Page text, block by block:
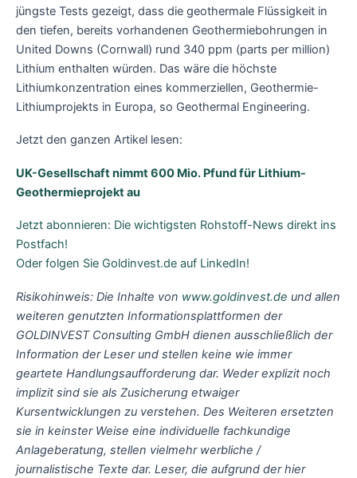
jüngste Tests gezeigt, dass die geothermale Flüssigkeit in
den tiefen, bereits vorhandenen Geothermiebohrungen in
United Downs (Cornwall) rund 340 ppm (parts per million)
Lithium enthalten würden. Das wäre die höchste
Lithiumkonzentration eines kommerziellen, Geothermie-
Lithiumprojekts in Europa, so Geothermal Engineering.
Jetzt den ganzen Artikel lesen:
UK-Gesellschaft nimmt 600 Mio. Pfund für Lithium-
Geothermieprojekt au
Jetzt abonnieren: Die wichtigsten Rohstoff-News direkt ins
Postfach!
Oder folgen Sie Goldinvest.de auf LinkedIn!
Risikohinweis: Die Inhalte von www.goldinvest.de und allen
weiteren genutzten Informationsplattformen der
GOLDINVEST Consulting GmbH dienen ausschließlich der
Information der Leser und stellen keine wie immer
geartete Handlungsaufforderung dar. Weder explizit noch
implizit sind sie als Zusicherung etwaiger
Kursentwicklungen zu verstehen. Des Weiteren ersetzten
sie in keinster Weise eine individuelle fachkundige
Anlageberatung, stellen vielmehr werbliche /
journalistische Texte dar. Leser, die aufgrund der hier